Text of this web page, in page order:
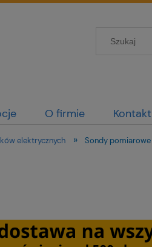
O firmie Kontakt
elektrycznych » Sondy pomiarowe